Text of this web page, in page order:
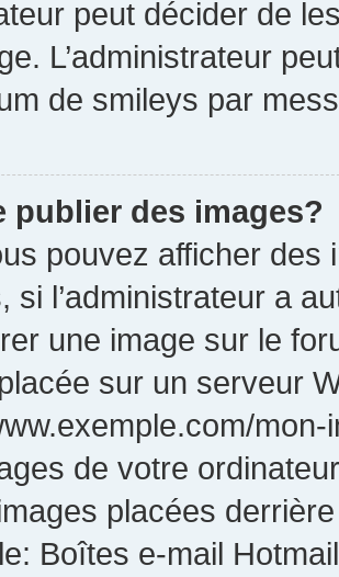
peut décider de
L’administrateur
de smileys par
publier des images?
pouvez afficher
si l’administrateur a
une image sur le
sur un serveur
de votre
placées
Boîtes e-mail